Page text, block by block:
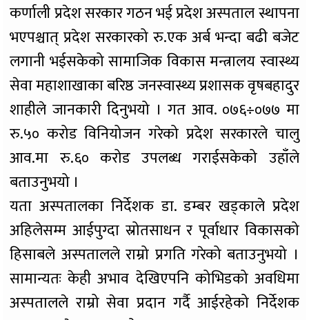
कर्णाली प्रदेश सरकार गठन भई प्रदेश अस्पताल स्थापना
भएपश्चात् प्रदेश सरकारको रु.एक अर्ब भन्दा बढी बजेट
लगानी भईसकेको सामाजिक विकास मन्त्रालय स्वास्थ्य
सेवा महाशाखाका बरिष्ठ जनस्वास्थ्य प्रशासक वृषबहादुर
शाहीले जानकारी दिनुभयो । गत आव. ०७६÷०७७ मा
रु.५० करोड विनियोजन गरेको प्रदेश सरकारले चालु
आव.मा रु.६० करोड उपलब्ध गराईसकेको उहाँले
बताउनुभयो ।
यता अस्पतालका निर्देशक डा. डम्बर खड्काले प्रदेश
अहिलेसम्म आईपुग्दा स्रोतसाधन र पूर्वाधार विकासको
हिसाबले अस्पतालले राम्रो प्रगति गरेको बताउनुभयो ।
सामान्यतः केही अभाव देखिएपनि कोभिडको अवधिमा
अस्पतालले राम्रो सेवा प्रदान गर्दै आईरहेको निर्देशक